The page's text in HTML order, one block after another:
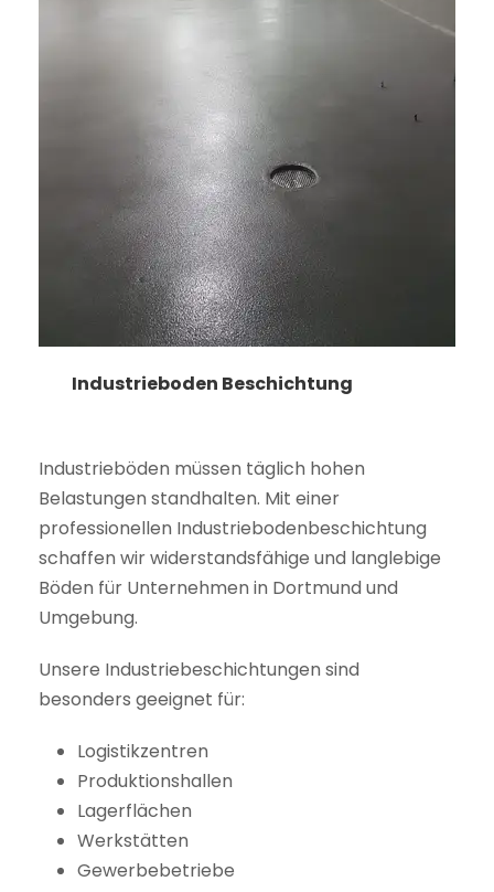
Industrieboden Beschichtung
Industrieböden müssen täglich hohen
Belastungen standhalten. Mit einer
professionellen Industriebodenbeschichtung
schaffen wir widerstandsfähige und langlebige
Böden für Unternehmen in Dortmund und
Umgebung.
Unsere Industriebeschichtungen sind
besonders geeignet für:
Logistikzentren
Produktionshallen
Lagerflächen
Werkstätten
Gewerbebetriebe